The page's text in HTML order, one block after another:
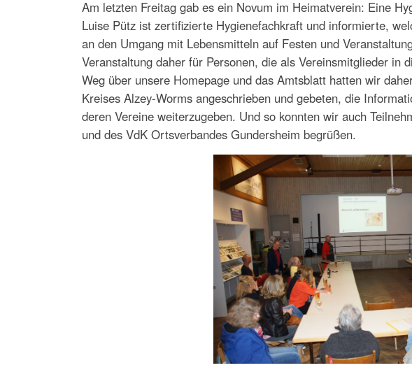
Am letzten Freitag gab es ein Novum im Heimatverein: Eine
Luise Pütz ist zertifizierte Hygienefachkraft und informierte,
an den Umgang mit Lebensmitteln auf Festen und
Veranstaltung daher für Personen, die als Vereinsmitglieder in
Weg über unsere Homepage und das Amtsblatt hatten wir
Kreises Alzey-Worms angeschrieben und gebeten, die
deren Vereine weiterzugeben. Und so konnten wir auch
und des VdK Ortsverbandes Gundersheim begrüßen.